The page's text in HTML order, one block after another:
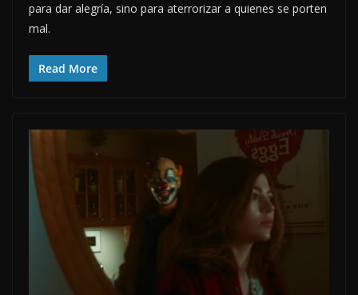
para dar alegría, sino para aterrorizar a quienes se porten
mal.
Read More